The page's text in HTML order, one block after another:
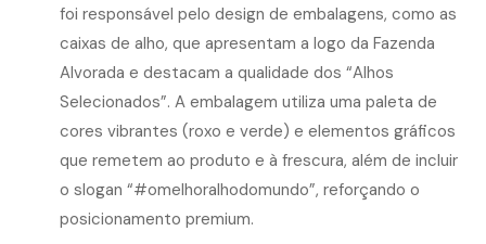
foi responsável pelo design de embalagens, como as
caixas de alho, que apresentam a logo da Fazenda
Alvorada e destacam a qualidade dos “Alhos
Selecionados”. A embalagem utiliza uma paleta de
cores vibrantes (roxo e verde) e elementos gráficos
que remetem ao produto e à frescura, além de incluir
o slogan “#omelhoralhodomundo”, reforçando o
posicionamento premium.